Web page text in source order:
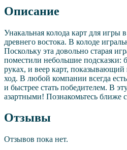
действиями
ходов
карте.
Оттенки
сакуры
Описание
Унакальная колода карт для
древнего востока. В колоде
Поскольку эта довольно старая
поместили небольшие подсказки:
руках, и веер карт, показывающий
ход. В любой компании всегда
и быстрее стать победителем. В
азартными! Познакомьтесь ближе
Отзывы
Отзывов пока нет.